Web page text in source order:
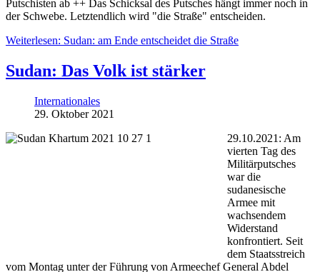
Putschisten ab ++ Das Schicksal des Putsches hängt immer noch in
der Schwebe. Letztendlich wird "die Straße" entscheiden.
Weiterlesen: Sudan: am Ende entscheidet die Straße
Sudan: Das Volk ist stärker
Internationales
29. Oktober 2021
29.10.2021: Am
vierten Tag des
Militärputsches
war die
sudanesische
Armee mit
wachsendem
Widerstand
konfrontiert. Seit
dem Staatsstreich
vom Montag unter der Führung von Armeechef General Abdel